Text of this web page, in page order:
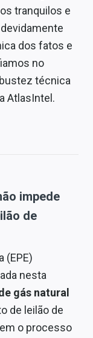
tranquilos e
dos fatos e
no
técnica
AtlasIntel.
impede
de
(EPE)
nesta
gás natural
de leilão de
o processo